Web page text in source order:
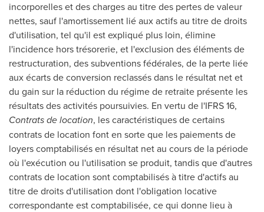
incorporelles et des charges au titre des pertes de valeur
nettes, sauf l'amortissement lié aux actifs au titre de droits
d'utilisation, tel qu'il est expliqué plus loin, élimine
l'incidence hors trésorerie, et l'exclusion des éléments de
restructuration, des subventions fédérales, de la perte liée
aux écarts de conversion reclassés dans le résultat net et
du gain sur la réduction du régime de retraite présente les
résultats des activités poursuivies. En vertu de l'IFRS 16,
Contrats de location, les caractéristiques de certains
contrats de location font en sorte que les paiements de
loyers comptabilisés en résultat net au cours de la période
où l'exécution ou l'utilisation se produit, tandis que d'autres
contrats de location sont comptabilisés à titre d'actifs au
titre de droits d'utilisation dont l'obligation locative
correspondante est comptabilisée, ce qui donne lieu à